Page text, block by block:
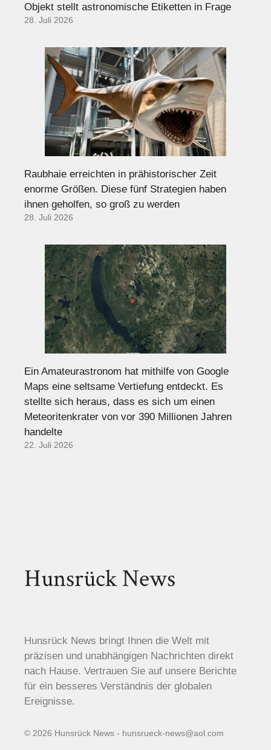
Objekt stellt astronomische Etiketten in Frage
28. Juli 2026
Raubhaie erreichten in prähistorischer Zeit
enorme Größen. Diese fünf Strategien haben
ihnen geholfen, so groß zu werden
28. Juli 2026
Ein Amateurastronom hat mithilfe von Google
Maps eine seltsame Vertiefung entdeckt. Es
stellte sich heraus, dass es sich um einen
Meteoritenkrater von vor 390 Millionen Jahren
handelte
22. Juli 2026
Hunsrück News
Hunsrück News bringt Ihnen die Welt mit
präzisen und unabhängigen Nachrichten direkt
nach Hause. Vertrauen Sie auf unsere Berichte
für ein besseres Verständnis der globalen
Ereignisse.
© 2026 Hunsrück News - hunsrueck-news@aol.com